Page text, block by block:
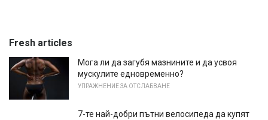
Fresh articles
Мога ли да загубя мазнините и да усвоя
мускулите едновременно?
УПРАЖНЕНИЕ ЗА ОТСЛАБВАНЕ
7-те най-добри пътни велосипеда да купят